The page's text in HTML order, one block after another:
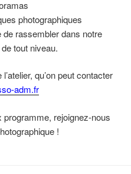
photographiques
rassembler dans notre
tout niveau.
qu’on peut contacter
adm.fr
rejoignez-nous
!